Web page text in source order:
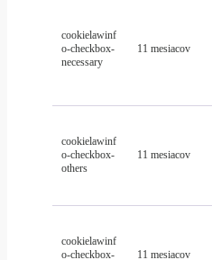
cookielawinf
o-checkbox-
necessary
11 mesiacov
cookielawinf
o-checkbox-
others
11 mesiacov
cookielawinf
o-checkbox-
11 mesiacov